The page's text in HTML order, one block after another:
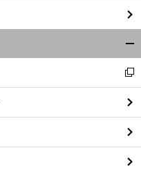
閉
る
新
し
い
ウ
ィ
ン
ド